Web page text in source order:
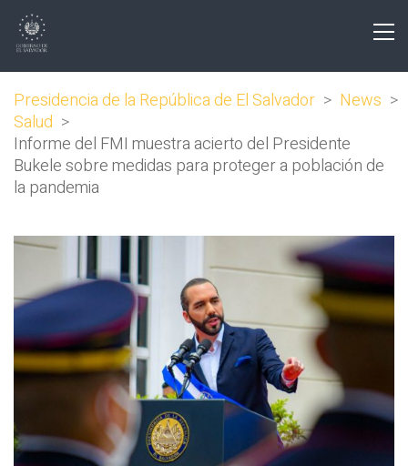
Presidencia de la República de El Salvador > News >
Salud >
Informe del FMI muestra acierto del Presidente
Bukele sobre medidas para proteger a población de
la pandemia